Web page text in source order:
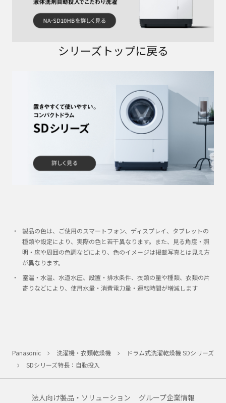
シリーズトップに戻る
製品の色は、ご使用のスマートフォン、ディスプレイ、タブレットの
種類や設定により、実際の色と若干異なります。また、見る角度・照
明・床や周囲の色調などにより、色のイメージは掲載写真とは見え方
が異なります。
室温・水温、水道水圧、設置・排水条件、衣類の量や種類、衣類の片
寄りなどにより、使用水量・消費電力量・運転時間が増減します
Panasonic 洗濯機・衣類乾燥機
ドラム式洗濯乾燥機 SDシリーズ
SDシリーズ特長：自動投入
法人向け製品・ソリューション グループ企業情報